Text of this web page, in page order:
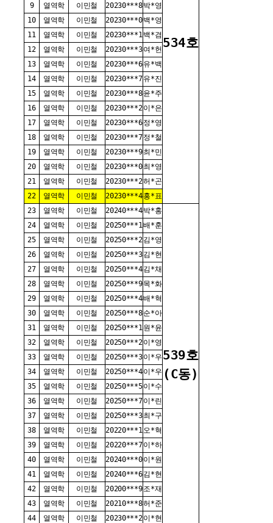
534호
9
열역학 이민철 20230***8박*영
10
열역학 이민철 20230***0백*영
11
열역학 이민철 20230***1백*겸
12
열역학 이민철 20230***3여*헌
13
열역학 이민철 20230***6유*백
14
열역학 이민철 20230***7유*진
15
열역학 이민철 20230***8윤*주
16
열역학 이민철 20230***2이*은
17
열역학 이민철 20230***6정*영
18
열역학 이민철 20230***7정*철
19
열역학 이민철 20230***9최*민
20
열역학 이민철 20230***0최*영
21
열역학 이민철 20230***2허*곤
22
열역학 이민철 20230***4홍*표
23
열역학 이민철 20240***4박*홍
539호
(C동)
24 열역학 이민철 20250***1배*훈
25
열역학 이민철 20250***2김*영
26
열역학 이민철 20250***3김*현
27
열역학 이민철 20250***4김*채
28
열역학 이민철 20250***9목*화
29
열역학 이민철 20250***4배*혁
30
열역학 이민철 20250***8순*아
31
열역학 이민철 20250***1원*윤
32
열역학 이민철 20250***2이*영
33
열역학 이민철 20250***3이*우
34
열역학 이민철 20250***4이*우
35
열역학 이민철 20250***5이*수
36
열역학 이민철 20250***7이*린
37
열역학 이민철 20250***3최*구
38
열역학 이민철 20220***1오*혁
39
열역학 이민철 20220***7이*하
40
열역학 이민철 20240***0이*원
41
열역학 이민철 20240***6김*현
42
열역학 이민철 20200***9조*재
43
열역학 이민철 20210***8허*준
44
열역학 이민철 20230***2이*현